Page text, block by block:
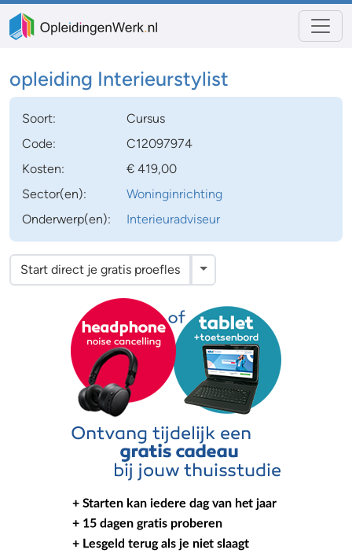
opleiding Interieurstylist
Soort:
Cursus
Code:
C12097974
Kosten:
€ 419,00
Sector(en):
Woninginrichting
Onderwerp(en):
Interieuradviseur
Start direct je gratis proefles Toggle Dropdown